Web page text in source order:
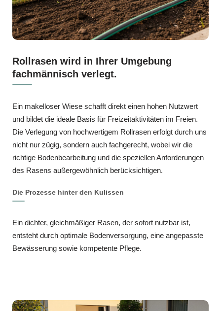
Rollrasen wird in Ihrer Umgebung
fachmännisch verlegt.
Ein makelloser Wiese schafft direkt einen hohen Nutzwert
und bildet die ideale Basis für Freizeitaktivitäten im Freien.
Die Verlegung von hochwertigem Rollrasen erfolgt durch uns
nicht nur zügig, sondern auch fachgerecht, wobei wir die
richtige Bodenbearbeitung und die speziellen Anforderungen
des Rasens außergewöhnlich berücksichtigen.
Die Prozesse hinter den Kulissen
Ein dichter, gleichmäßiger Rasen, der sofort nutzbar ist,
entsteht durch optimale Bodenversorgung, eine angepasste
Bewässerung sowie kompetente Pflege.